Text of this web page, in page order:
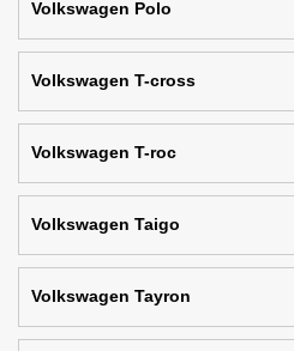
Volkswagen Polo
Volkswagen T-cross
Volkswagen T-roc
Volkswagen Taigo
Volkswagen Tayron